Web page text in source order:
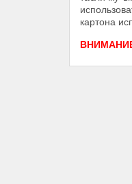
картона
ВНИМАНИЕ: